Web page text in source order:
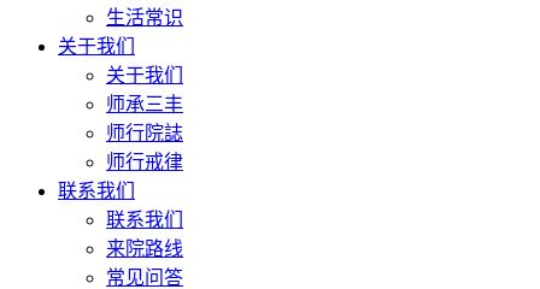
生活常识
关于我们
关于我们
师承三丰
师行院誌
师行戒律
联系我们
联系我们
来院路线
常见问答